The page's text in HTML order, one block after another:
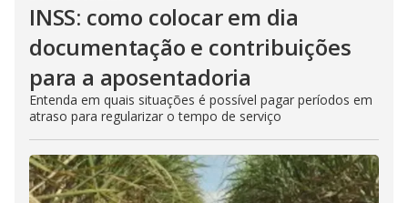
INSS: como colocar em dia
documentação e contribuições
para a aposentadoria
Entenda em quais situações é possível pagar períodos em
atraso para regularizar o tempo de serviço